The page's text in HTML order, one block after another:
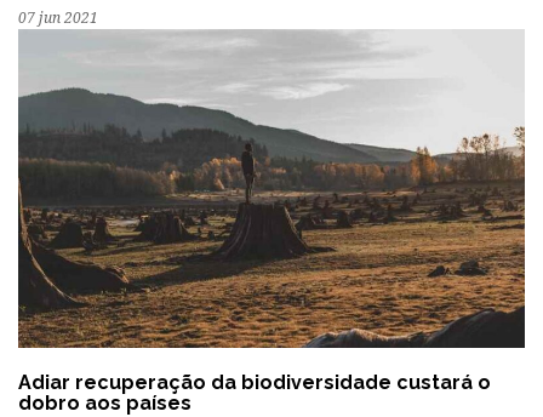
07 jun 2021
Adiar recuperação da biodiversidade custará o
dobro aos países